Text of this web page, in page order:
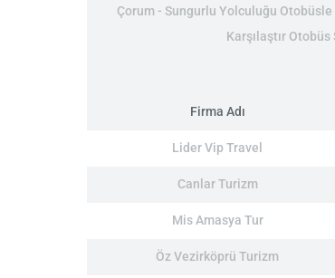
Çorum - Sungurlu Yolculuğu
Karşılaştır
Firma Adı
Lider Vip Travel
Canlar Turizm
Mis Amasya Tur
Öz Vezirköprü Turizm